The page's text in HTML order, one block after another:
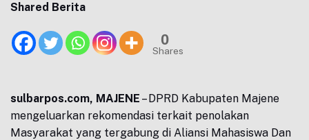
Shared Berita
0
Shares
sulbarpos.com, MAJENE – DPRD Kabupaten Majene
mengeluarkan rekomendasi terkait penolakan
Masyarakat yang tergabung di Aliansi Mahasiswa Dan